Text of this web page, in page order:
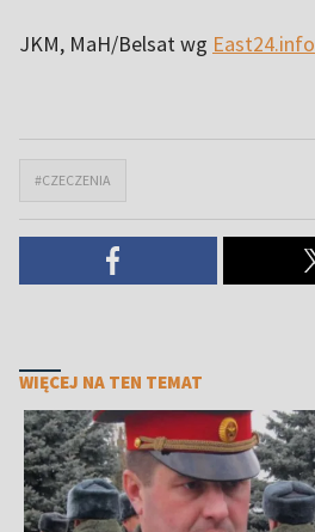
JKM, MaH/Belsatwg East24.info
#CZECZENIA
WIĘCEJ NA TEN TEMAT